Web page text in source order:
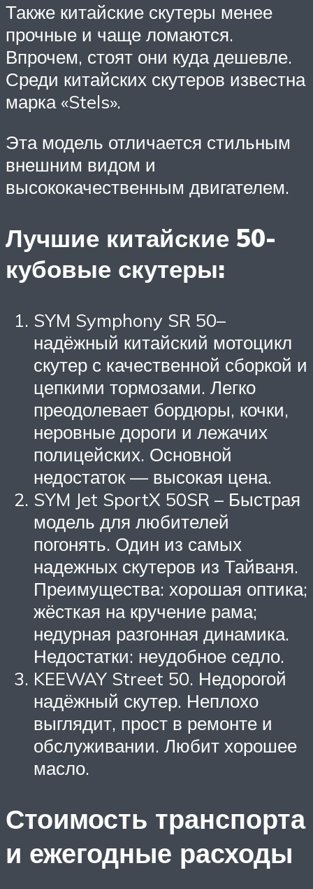
Также китайские скутеры менее
прочные и чаще ломаются.
Впрочем, стоят они куда дешевле.
Среди китайских скутеров известна
марка «Stels».
Эта модель отличается стильным
внешним видом и
высококачественным двигателем.
Лучшие китайские 50-
кубовые скутеры:
SYM Symphony SR 50–
надёжный китайский мотоцикл
скутер с качественной сборкой и
цепкими тормозами. Легко
преодолевает бордюры, кочки,
неровные дороги и лежачих
полицейских. Основной
недостаток — высокая цена.
SYM Jet SportX 50SR – Быстрая
модель для любителей
погонять. Один из самых
надежных скутеров из Тайваня.
Преимущества: хорошая оптика;
жёсткая на кручение рама;
недурная разгонная динамика.
Недостатки: неудобное седло.
KEEWAY Street 50. Недорогой
надёжный скутер. Неплохо
выглядит, прост в ремонте и
обслуживании. Любит хорошее
масло.
Стоимость транспорта
и ежегодные расходы